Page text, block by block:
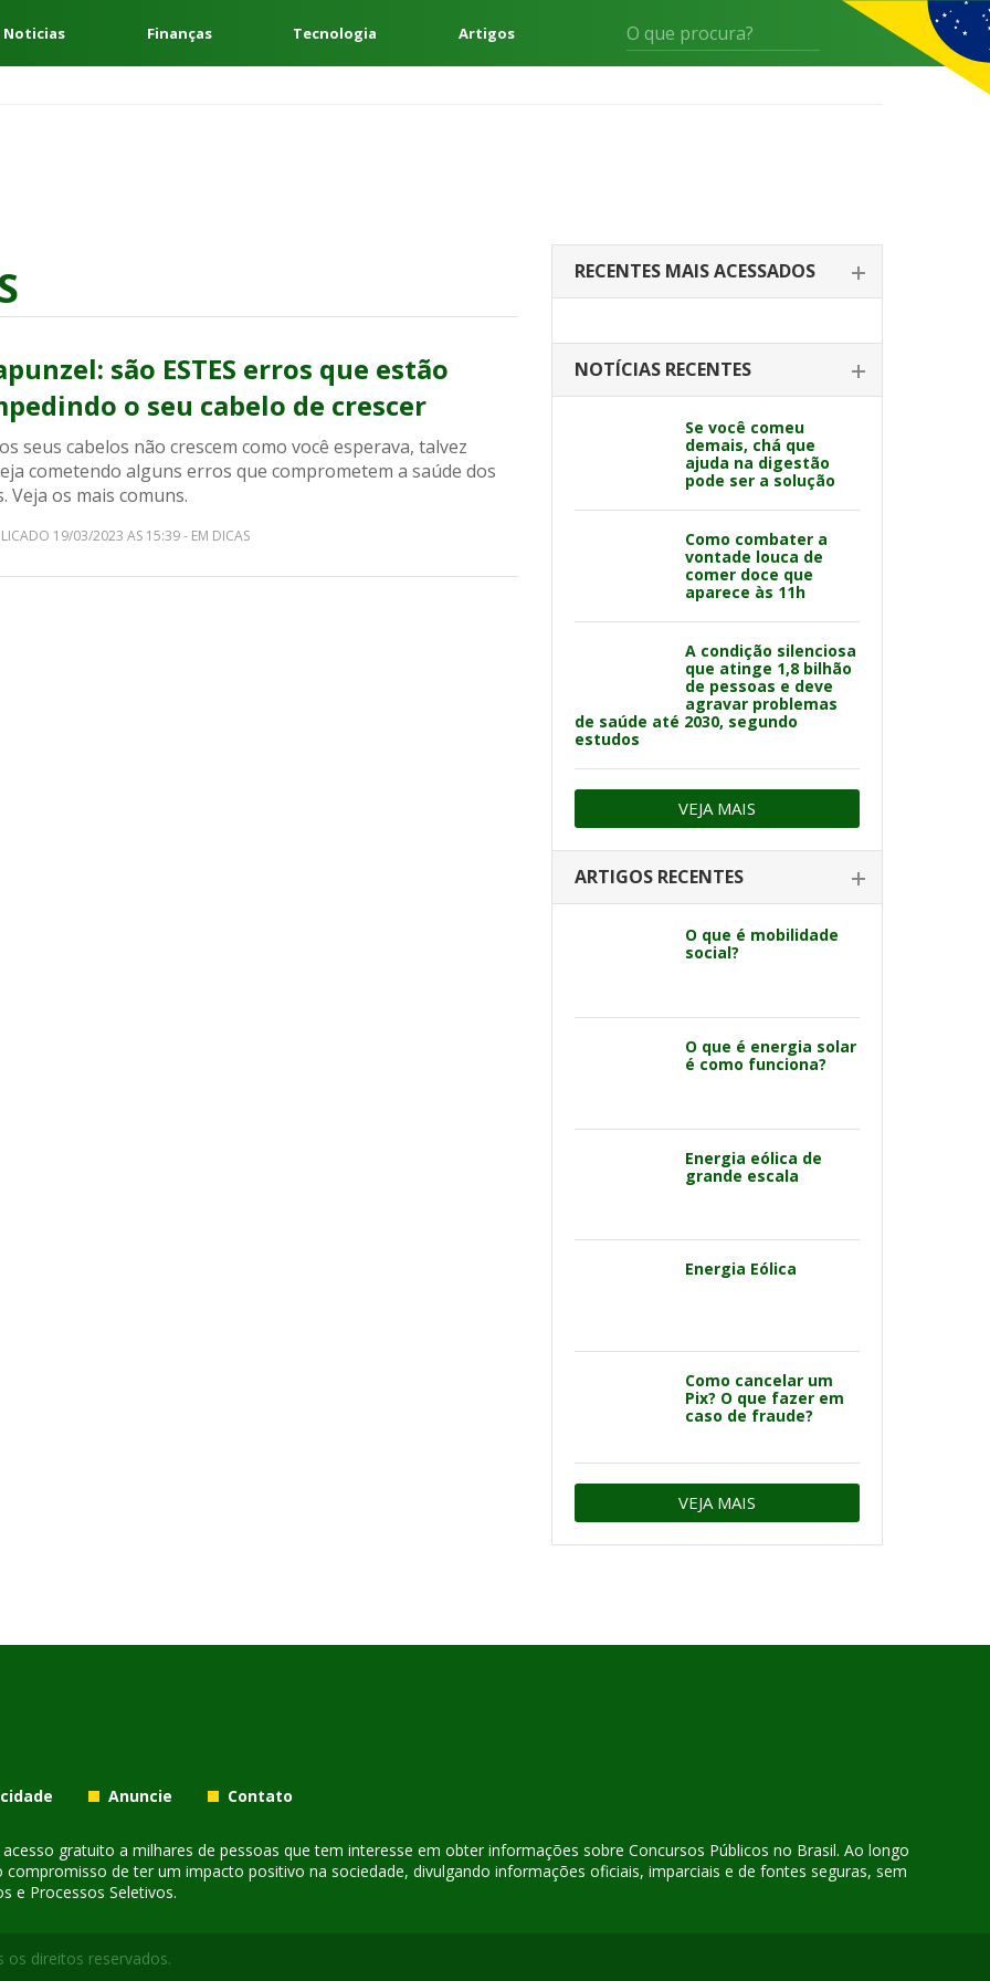
Noticias Finanças Tecnologia Artigos
são ESTES erros que estão
o seu cabelo de crescer
seus cabelos não crescem como você esperava, talvez
cometendo alguns erros que comprometem a saúde dos
Veja os mais comuns.
19/03/2023 AS 15:39 - EM DICAS
RECENTES MAIS ACESSADOS
NOTÍCIAS RECENTES
Se você comeu
demais, chá que
ajuda na digestão
pode ser a solução
Como combater a
vontade louca de
comer doce que
aparece às 11h
A condição silenciosa
que atinge 1,8 bilhão
de pessoas e deve
agravar problemas
de saúde até 2030, segundo
estudos
VEJA MAIS
ARTIGOS RECENTES
O que é mobilidade
social?
O que é energia solar
é como funciona?
Energia eólica de
grande escala
Energia Eólica
Como cancelar um
Pix? O que fazer em
caso de fraude?
VEJA MAIS
Anuncie Contato
gratuito a milhares de pessoas que tem interesse em obter informações sobre Concursos Públicos no Brasil. Ao longo
de ter um impacto positivo na sociedade, divulgando informações oficiais, imparciais e de fontes seguras, sem
e Processos Seletivos.
os direitos reservados.